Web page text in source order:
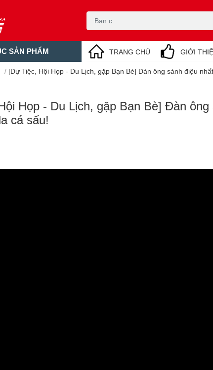
SẢN PHẨM TRANG CHỦ GIỚI
/ [Dự Tiệc, Hội Họp - Du Lịch, gặp Bạn Bè] Đàn ông sành điệu
Họp - Du Lịch, gặp Bạn Bè] Đàn
cá sấu!